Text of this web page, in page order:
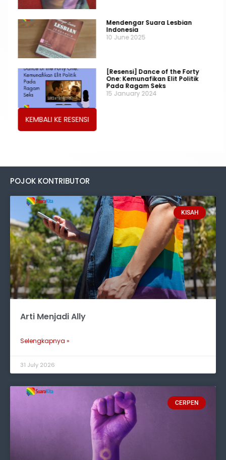
Mendengar Suara Lesbian
Indonesia
10 June 2025
[Resensi] Dance of the Forty
One: Kemunafikan Elit Politik
Pada Ragam Seks
15 January 2024
KEMBALI KE RESENSI
POJOK KONTRIBUTOR
KISAH
Arti Menjadi Ally
Selengkapnya »
31 July 2026
CERPEN